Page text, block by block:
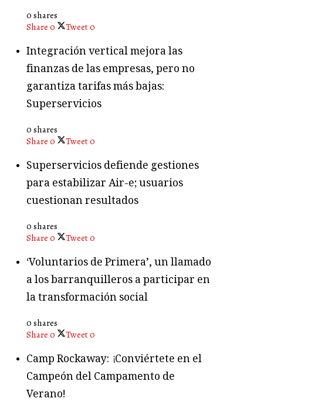
0 shares
Share 0 Tweet0
Integración vertical mejora las
finanzas de las empresas, pero no
garantiza tarifas más bajas:
Superservicios
0 shares
Share 0 Tweet0
Superservicios defiende gestiones
para estabilizar Air-e; usuarios
cuestionan resultados
0 shares
Share 0 Tweet0
‘Voluntarios de Primera’, un llamado
a los barranquilleros a participar en
la transformación social
0 shares
Share 0 Tweet0
Camp Rockaway: ¡Conviértete en el
Campeón del Campamento de
Verano!